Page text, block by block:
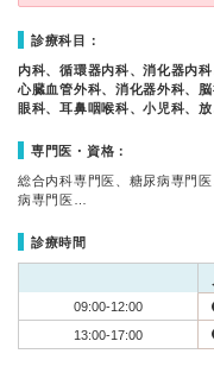
診療科目：
内科、循環器内科、消化器内
心臓血管外科、消化器外科、
眼科、耳鼻咽喉科、小児科、
専門医・資格：
総合内科専門医、糖尿病専門
病専門医…
診療時間
09:00-12:00
13:00-17:00